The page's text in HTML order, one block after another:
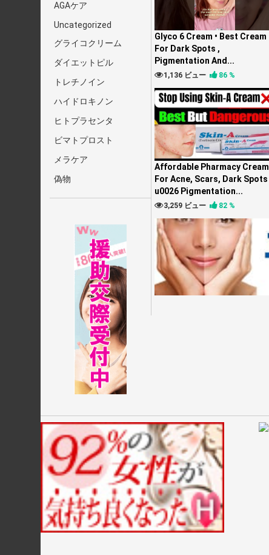
AGAケア
Uncategorized
グライコクリーム
ダイエットピル
トレチノイン
ハイドロキノン
ヒトプラセンタ
ビマトプロスト
メラケア
偽物
Glyco 6 Cream • Best Cream
For Dark Spots ,
Pigmentation And...
1,136 ビュー 86 %
Affordable Pharmacy Cream
For Acne, Scars, Dark Spots
u0026 Pigmentation...
3,259 ビュー 82 %